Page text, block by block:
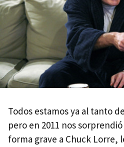
Todos estamos ya al tanto
pero en 2011 nos
forma grave a Chuck Lorre,